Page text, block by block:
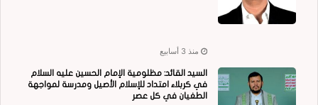
منذ 3 أسابيع
السيد القائد: مظلومية الإمام الحسين عليه السلام
في كربلاء امتداد للإسلام الأصيل ومدرسة لمواجهة
الطغيان في كل عصر